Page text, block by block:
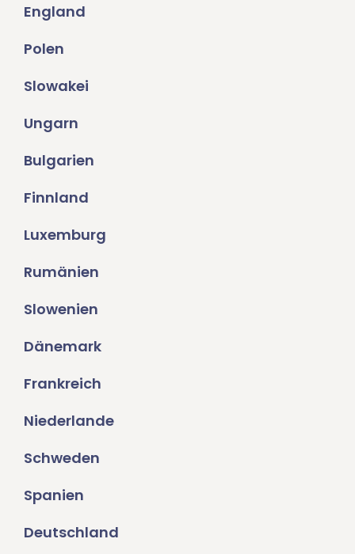
England
Polen
Slowakei
Ungarn
Bulgarien
Finnland
Luxemburg
Rumänien
Slowenien
Dänemark
Frankreich
Niederlande
Schweden
Spanien
Deutschland